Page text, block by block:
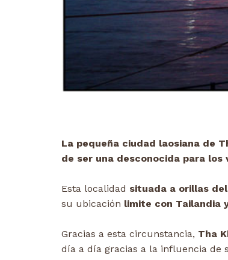
La pequeña ciudad laosiana de
de ser una desconocida para
Esta localidad situada a orillas
su ubicación limite con Tailandia
Gracias a esta circunstancia, Tha
día a día gracias a la influencia de